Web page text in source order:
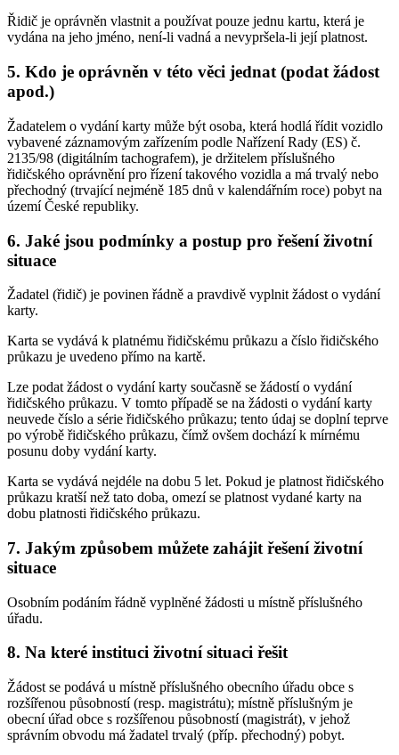
Řidič je oprávněn vlastnit a používat pouze jednu kartu, která je
vydána na jeho jméno, není-li vadná a nevypršela-li její platnost.
5. Kdo je oprávněn v této věci jednat (podat žádost
apod.)
Žadatelem o vydání karty může být osoba, která hodlá řídit vozidlo
vybavené záznamovým zařízením podle Nařízení Rady (ES) č.
2135/98 (digitálním tachografem), je držitelem příslušného
řidičského oprávnění pro řízení takového vozidla a má trvalý nebo
přechodný (trvající nejméně 185 dnů v kalendářním roce) pobyt na
území České republiky.
6. Jaké jsou podmínky a postup pro řešení životní
situace
Žadatel (řidič) je povinen řádně a pravdivě vyplnit žádost o vydání
karty.
Karta se vydává k platnému řidičskému průkazu a číslo řidičského
průkazu je uvedeno přímo na kartě.
Lze podat žádost o vydání karty současně se žádostí o vydání
řidičského průkazu. V tomto případě se na žádosti o vydání karty
neuvede číslo a série řidičského průkazu; tento údaj se doplní teprve
po výrobě řidičského průkazu, čímž ovšem dochází k mírnému
posunu doby vydání karty.
Karta se vydává nejdéle na dobu 5 let. Pokud je platnost řidičského
průkazu kratší než tato doba, omezí se platnost vydané karty na
dobu platnosti řidičského průkazu.
7. Jakým způsobem můžete zahájit řešení životní
situace
Osobním podáním řádně vyplněné žádosti u místně příslušného
úřadu.
8. Na které instituci životní situaci řešit
Žádost se podává u místně příslušného obecního úřadu obce s
rozšířenou působností (resp. magistrátu); místně příslušným je
obecní úřad obce s rozšířenou působností (magistrát), v jehož
správním obvodu má žadatel trvalý (příp. přechodný) pobyt.